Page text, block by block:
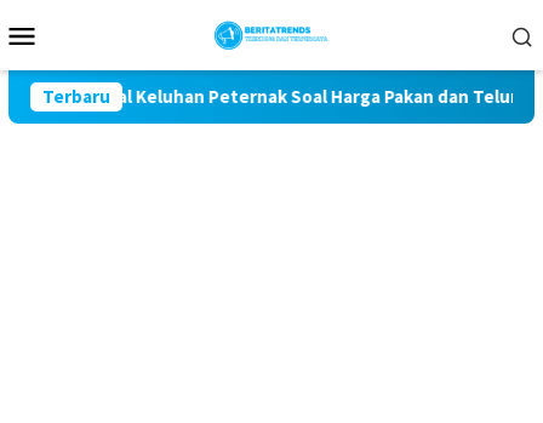
ke
Mobile
Terbaru
Kawal Keluhan Peternak Soal Harga Pakan dan Telur